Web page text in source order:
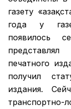
газету
года у
появилось
печатного
получил
издания.